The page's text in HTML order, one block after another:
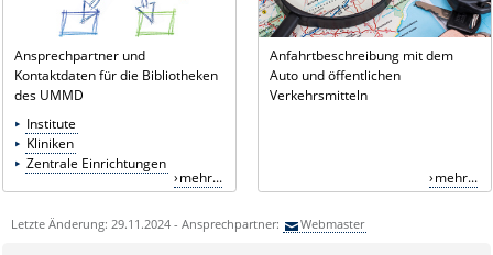
Ansprechpartner und
Kontaktdaten für die Bibliotheken
des UMMD
Institute
Kliniken
Zentrale Einrichtungen
mehr...
Anfahrtbeschreibung mit dem
Auto und öffentlichen
Verkehrsmitteln
mehr...
Letzte Änderung: 29.11.2024 - Ansprechpartner: Webmaster